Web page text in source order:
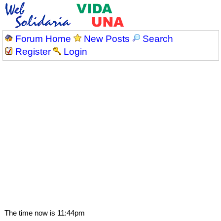
Forum Home New Posts
Search
Register
Login
The time now is 11:44pm